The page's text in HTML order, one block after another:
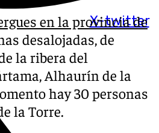
X-twitter
en la provincia de
desalojadas, de
la ribera del
Alhaurín de la
hay 30 personas
la Torre.